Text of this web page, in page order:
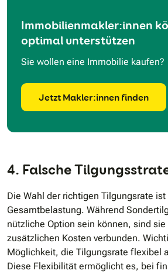
Immobilienmakler:innen
optimal unterstützen
Sie wollen eine Immobilie kaufen?
Jetzt Makler:innen finden
4. Falsche
Die Wahl der richtigen Tilgungsrate
Gesamtbelastung. Während
nützliche Option sein können, sind
zusätzlichen Kosten verbunden.
Möglichkeit, die Tilgungsrate flexibel
Diese Flexibilität ermöglicht es, bei